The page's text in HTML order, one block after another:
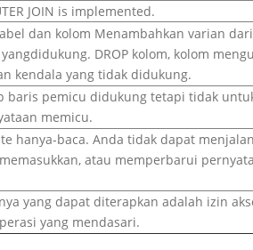
JOIN is implemented.
dan kolom Menambahkan varian
yangdidukung. DROP kolom, kolom
kendala yang tidak didukung.
baris pemicu didukung tetapi tidak
memicu.
hanya-baca. Anda tidak dapat
atau memperbarui
yang dapat diterapkan adalah izin
yang mendasari.